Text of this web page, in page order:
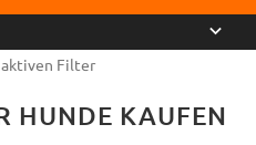
aktiven Filter
HUNDE KAUFEN